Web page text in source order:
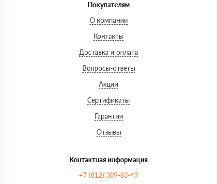
Покупателям
О компании
Контакты
Доставка и оплата
Вопросы-ответы
Акции
Сертификаты
Гарантии
Отзывы
Контактная информация
+7 (812) 309-83-49